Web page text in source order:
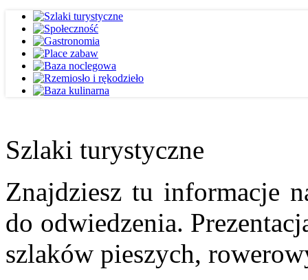
Szlaki turystyczne
Znajdziesz tu informacje
do odwiedzenia.
szlaków pieszych,